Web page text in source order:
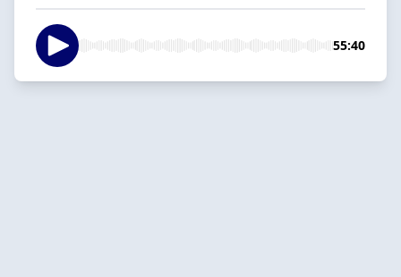
55:40